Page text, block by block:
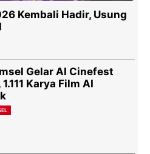
Kembali Hadir, Usung
Gelar AI Cinefest
Karya Film AI